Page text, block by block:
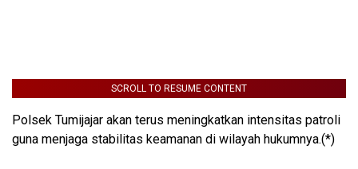
SCROLL TO RESUME CONTENT
Polsek Tumijajar akan terus meningkatkan intensitas patroli
guna menjaga stabilitas keamanan di wilayah hukumnya.(*)